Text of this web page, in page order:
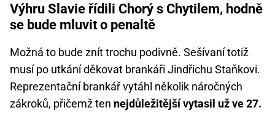
Výhru Slavie řídili Chorý s Chytilem, hodně
se bude mluvit o penaltě
Možná to bude znít trochu podivně. Sešívaní totiž
musí po utkání děkovat brankáři Jindřichu Staňkovi.
Reprezentační brankář vytáhl několik náročných
zákroků, přičemž ten nejdůležitější vytasil už ve 27.